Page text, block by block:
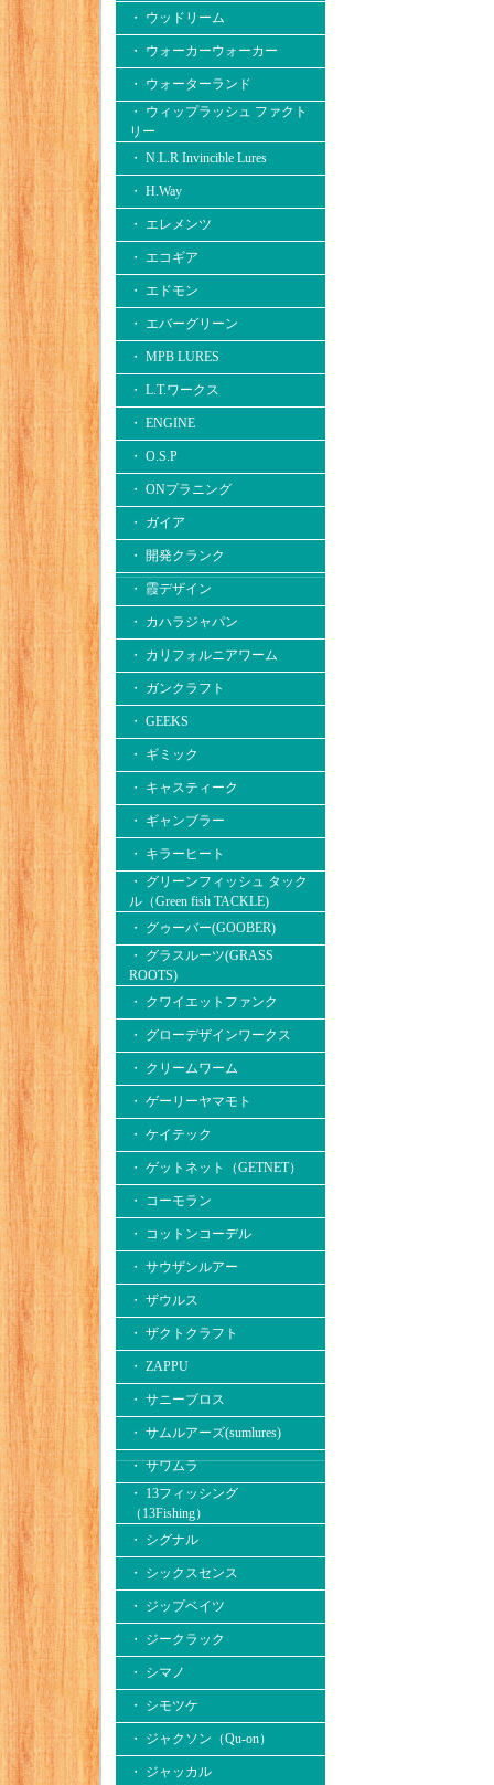
・ ウッドリーム
・ ウォーカーウォーカー
・ ウォーターランド
・ ウィップラッシュ ファクト
リー
・ N.L.R Invincible Lures
・ H.Way
・ エレメンツ
・ エコギア
・ エドモン
・ エバーグリーン
・ MPB LURES
・ L.T.ワークス
・ ENGINE
・ O.S.P
・ ONプラニング
・ ガイア
・ 開発クランク
・ 霞デザイン
・ カハラジャパン
・ カリフォルニアワーム
・ ガンクラフト
・ GEEKS
・ ギミック
・ キャスティーク
・ ギャンブラー
・ キラーヒート
・ グリーンフィッシュ タック
ル（Green fish TACKLE)
・ グゥーバー(GOOBER)
・ グラスルーツ(GRASS
ROOTS)
・ クワイエットファンク
・ グローデザインワークス
・ クリームワーム
・ ゲーリーヤマモト
・ ケイテック
・ ゲットネット（GETNET）
・ コーモラン
・ コットンコーデル
・ サウザンルアー
・ ザウルス
・ ザクトクラフト
・ ZAPPU
・ サニーブロス
・ サムルアーズ(sumlures)
・ サワムラ
・ 13フィッシング
（13Fishing）
・ シグナル
・ シックスセンス
・ ジップベイツ
・ ジークラック
・ シマノ
・ シモツケ
・ ジャクソン（Qu-on）
・ ジャッカル